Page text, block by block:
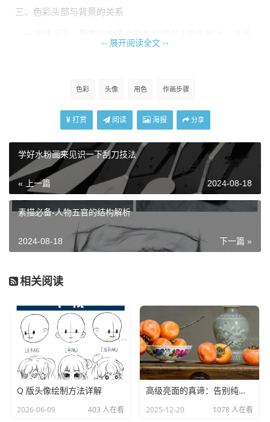
三、色彩头部与背景的关系
即使很重也重不过头部最重的地方，背景即使很亮也亮不过
是衬托头部效果的角色。
四、笔触的变化
笔触的方法，如果通过笔触的变化去传达自己对形体结构
的理解，以及对人物形象的感受，笔触的节奏和笔意的变化
也就成了强化画面效果的关键，当然充满激情的用笔也是增
添画面冲击力的因素。麻木迟钝的表现态度只能使的画面缺
少生气，失去必要的视觉冲击力。
1、先画亮部。利用画纸的白色先画出亮部，交待出一个大的
粗略转折。刚开始的笔触要整体，分大的块面画，尽量不要
用小笔，避免笔触碎。
2、再在亮部中交代层次。这一步可以用笔多一些变化，方
向，画出亮部的几个层次。
3、然后画明暗交界线上的颜色，注意变化。这一步就是深入
-- 展开阅读全文 --
色彩 头像 用色 作画步骤
打赏 阅读 海报 分享
学好水粉画来见识一下刮刀技法
« 上一篇 2024-08-18
素描必备-人物五官的结构解析
下一篇 »
2024-08-18
相关阅读
Q 版头像绘制方法详解
2026-06-09 403 人在看
高级亮面的真谛：告别纯白依赖
2025-12-20 1078 人在看